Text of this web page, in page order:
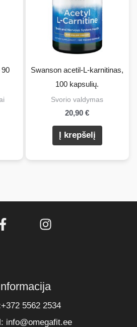
Swanson acetil-L-karnitinas,
100 kapsulių.
Svorio valdymas
20,90€
Į krepšelį
5562 2534
info@omegafit.ee